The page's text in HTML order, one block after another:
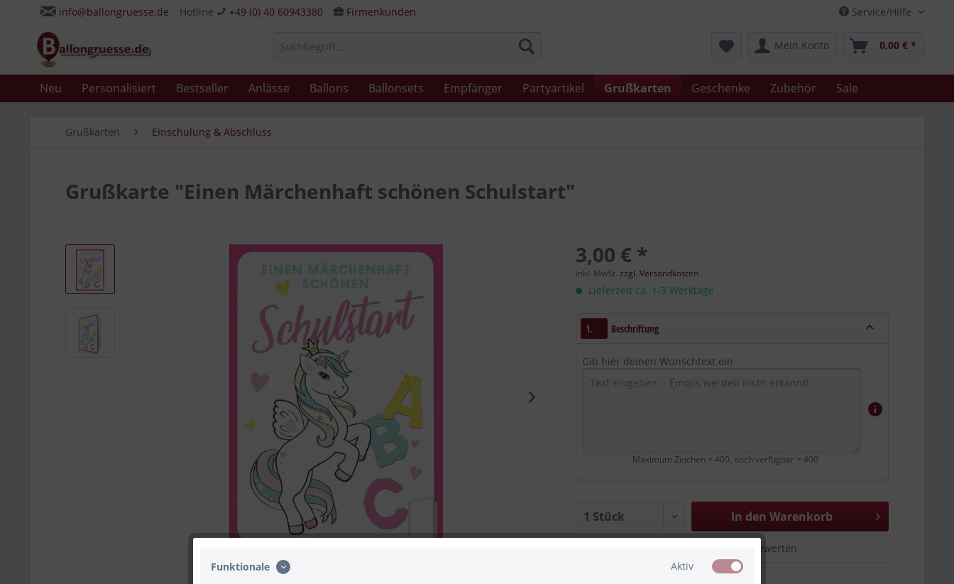
Service/Hilfe
info@ballongruesse.de Hotline +49 (0) 40 60943380 Firmenkunden
Mein Konto 0,00 € *
Neu Personalisiert Bestseller Anlässe Ballons Ballonsets Empfänger Partyartikel Grußkarten Geschenke Zubehör Sale
Grußkarten Einschulung & Abschluss
Grußkarte "Einen Märchenhaft schönen Schulstart"
3,00 € *
inkl. MwSt.zzgl. Versandkosten
Lieferzeit ca. 1-3 Werktage
1. Beschriftung
Gib hier deinen Wunschtext ein
Maximum Zeichen = 400, noch verfügbar = 400
In den Warenkorb
Bewerten
80-610440
Funktionale Aktiv